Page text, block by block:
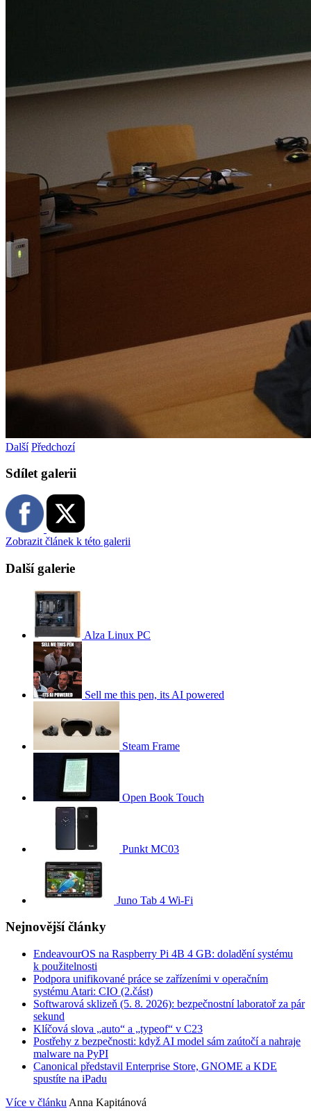
Další Předchozí
Sdílet galerii
Zobrazit článek k této galerii
Další galerie
Alza Linux PC
Sell me this pen, its AI powered
Steam Frame
Open Book Touch
Punkt MC03
Juno Tab 4 Wi-Fi
Nejnovější články
EndeavourOS na Raspberry Pi 4B 4 GB: doladění systému
k použitelnosti
Podpora unifikované práce se zařízeními v operačním
systému Atari: CIO (2.část)
Softwarová sklizeň (5. 8. 2026): bezpečnostní laboratoř za pár
sekund
Klíčová slova „auto“ a „typeof“ v C23
Postřehy z bezpečnosti: když AI model sám zaútočí a nahraje
malware na PyPI
Canonical představil Enterprise Store, GNOME a KDE
spustíte na iPadu
Více v článku Anna Kapitánová